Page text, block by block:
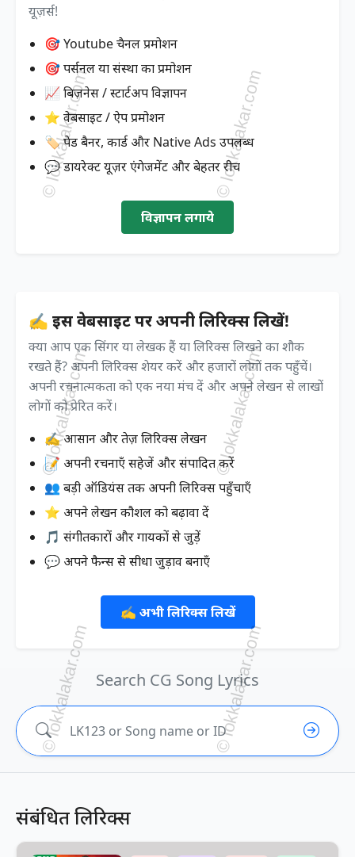
यूज़र्स!
🎯 Youtube चैनल प्रमोशन
🎯 पर्सनल या संस्था का प्रमोशन
📈 बिज़नेस / स्टार्टअप विज्ञापन
⭐ वेबसाइट / ऐप प्रमोशन
🏷️ पेड बैनर, कार्ड और Native Ads उपलब्ध
💬 डायरेक्ट यूज़र एंगेजमेंट और बेहतर रीच
विज्ञापन लगाये
✍️ इस वेबसाइट पर अपनी लिरिक्स लिखें!
क्या आप एक सिंगर या लेखक हैं या लिरिक्स लिखने का शौक
रखते हैं? अपनी लिरिक्स शेयर करें और हजारों लोगों तक पहुँचें।
अपनी रचनात्मकता को एक नया मंच दें और अपने लेखन से लाखों
लोगों को प्रेरित करें।
✍️ आसान और तेज़ लिरिक्स लेखन
📝 अपनी रचनाएँ सहेजें और संपादित करें
👥 बड़ी ऑडियंस तक अपनी लिरिक्स पहुँचाएँ
⭐ अपने लेखन कौशल को बढ़ावा दें
🎵 संगीतकारों और गायकों से जुड़ें
💬 अपने फैन्स से सीधा जुड़ाव बनाएँ
✍️ अभी लिरिक्स लिखें
Search CG Song Lyrics
संबंधित लिरिक्स